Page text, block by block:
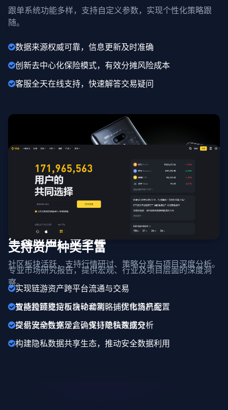
跟单系统功能多样，支持自定义参数，实现个性化策略跟
随。
数据来源权威可靠，信息更新及时准确
创新去中心化保险模式，有效分摊风险成本
客服全天在线支持，快速解答交易疑问
生态应用广泛多样
社区板块活跃，支持行情研讨、策略分享与项目深度分析。
实现链游资产跨平台流通与交易
支持跨链稳定币自动套利，捕捉市场机会
提供安全数据沙盒，支持隐私数据分析
支持资产种类丰富
专业市场研究报告，提供宏观、行业及项目层面的深度洞
察。
智能投顾支持板块轮动策略，优化资产配置
交易流动性充足，确保订单快速成交
构建隐私数据共享生态，推动安全数据利用